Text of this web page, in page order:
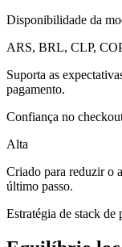
Disponibilidade da
ARS, BRL, CLP,
Suporta as
pagamento.
Confiança no
Alta
Criado para reduzir o
último passo.
Estratégia de stack de